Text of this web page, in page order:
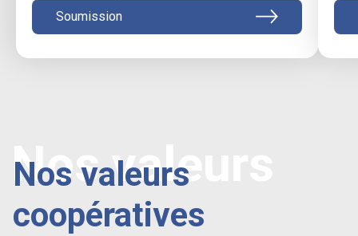
Soumission
Nos valeurs
coopératives
Nos valeurs